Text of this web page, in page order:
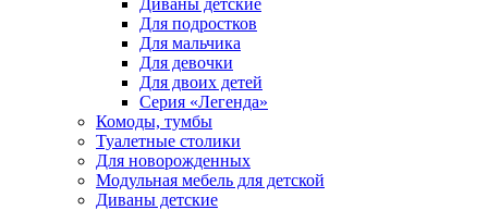
Диваны детские
Для подростков
Для мальчика
Для девочки
Для двоих детей
Серия «Легенда»
Комоды, тумбы
Туалетные столики
Для новорожденных
Модульная мебель для детской
Диваны детские